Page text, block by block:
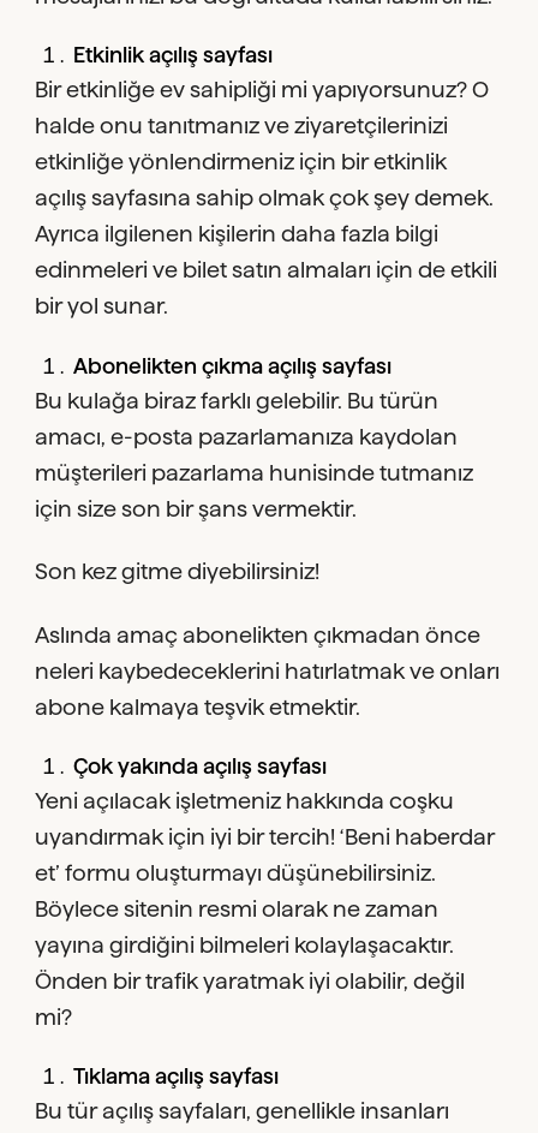
Etkinlik açılış sayfası
Bir etkinliğe ev sahipliği mi yapıyorsunuz? O
halde onu tanıtmanız ve ziyaretçilerinizi
etkinliğe yönlendirmeniz için bir etkinlik
açılış sayfasına sahip olmak çok şey demek.
Ayrıca ilgilenen kişilerin daha fazla bilgi
edinmeleri ve bilet satın almaları için de etkili
bir yol sunar.
Abonelikten çıkma açılış sayfası
Bu kulağa biraz farklı gelebilir. Bu türün
amacı, e-posta pazarlamanıza kaydolan
müşterileri pazarlama hunisinde tutmanız
için size son bir şans vermektir.
Son kez gitme diyebilirsiniz!
Aslında amaç abonelikten çıkmadan önce
neleri kaybedeceklerini hatırlatmak ve onları
abone kalmaya teşvik etmektir.
Çok yakında açılış sayfası
Yeni açılacak işletmeniz hakkında coşku
uyandırmak için iyi bir tercih! ‘Beni haberdar
et’ formu oluşturmayı düşünebilirsiniz.
Böylece sitenin resmi olarak ne zaman
yayına girdiğini bilmeleri kolaylaşacaktır.
Önden bir trafik yaratmak iyi olabilir, değil
mi?
Tıklama açılış sayfası
Bu tür açılış sayfaları, genellikle insanları